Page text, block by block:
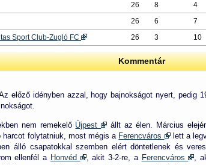
26 8 4
26 6 7
Sport Club-Zugló FC 26 3 10
Kommentár
előző idényben azzal, hogy bajnokságot nyert, pedig
nem remekelő Újpest
állt az élen. Március
folytatniuk, most mégis a Ferencváros lett a
álló csapatokkal szemben elért döntetlenek és
ellenfél a Honvéd , akit 3-2-re, a Ferencváros ,